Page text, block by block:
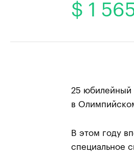
$ 1
25
в
В этом году
специальное